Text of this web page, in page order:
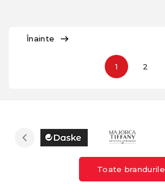
Înainte
1 2
Toate brandurile